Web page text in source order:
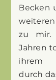
Becken
zu mir.
Jahren
ihrem
durch